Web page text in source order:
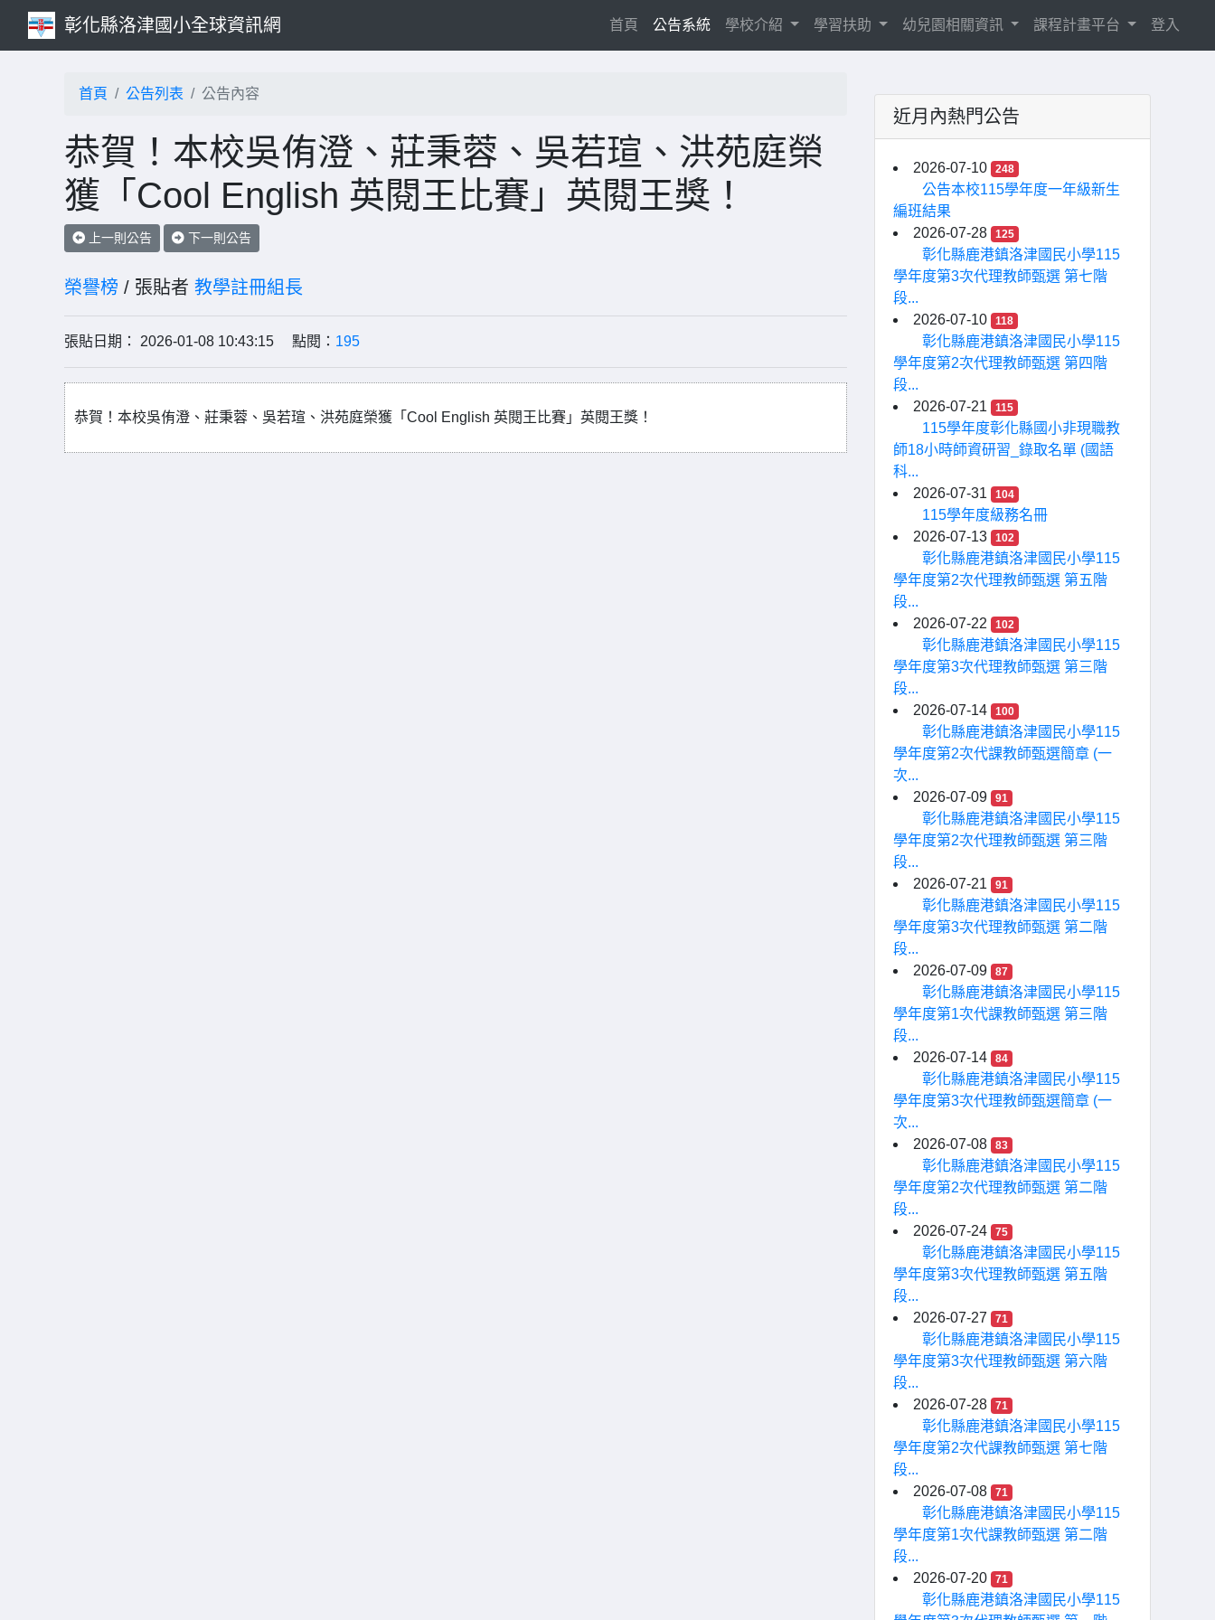
彰化縣洛津國小全球資訊網 首頁 (current)
公告系統 學校介紹 學習扶助 幼兒園相關資訊 課程計畫平台 登入
首頁 公告列表 公告內容
恭賀！本校吳侑澄、莊秉蓉、吳若瑄、洪苑庭榮
獲「Cool English 英閱王比賽」英閱王獎！
上一則公告 下一則公告
榮譽榜 / 張貼者 教學註冊組長
張貼日期： 2026-01-08 10:43:15 點閱： 195
恭賀！本校吳侑澄、莊秉蓉、吳若瑄、洪苑庭榮獲「Cool English 英閱王比賽」英閱王獎！
近月內熱門公告
2026-07-10 248
公告本校115學年度一年級新生
編班結果
2026-07-28
125
彰化縣鹿港鎮洛津國民小學115
學年度第3次代理教師甄選 第七階
段...
2026-07-10
118
彰化縣鹿港鎮洛津國民小學115
學年度第2次代理教師甄選 第四階
段...
2026-07-21
115
115學年度彰化縣國小非現職教
師18小時師資研習_錄取名單 (國語
科...
2026-07-31
104
115學年度級務名冊
2026-07-13
102
彰化縣鹿港鎮洛津國民小學115
學年度第2次代理教師甄選 第五階
段...
2026-07-22
102
彰化縣鹿港鎮洛津國民小學115
學年度第3次代理教師甄選 第三階
段...
2026-07-14
100
彰化縣鹿港鎮洛津國民小學115
學年度第2次代課教師甄選簡章 (一
次...
2026-07-09
91
彰化縣鹿港鎮洛津國民小學115
學年度第2次代理教師甄選 第三階
段...
2026-07-21
91
彰化縣鹿港鎮洛津國民小學115
學年度第3次代理教師甄選 第二階
段...
2026-07-09
87
彰化縣鹿港鎮洛津國民小學115
學年度第1次代課教師甄選 第三階
段...
2026-07-14
84
彰化縣鹿港鎮洛津國民小學115
學年度第3次代理教師甄選簡章 (一
次...
2026-07-08
83
彰化縣鹿港鎮洛津國民小學115
學年度第2次代理教師甄選 第二階
段...
2026-07-24
75
彰化縣鹿港鎮洛津國民小學115
學年度第3次代理教師甄選 第五階
段...
2026-07-27
71
彰化縣鹿港鎮洛津國民小學115
學年度第3次代理教師甄選 第六階
段...
2026-07-28
71
彰化縣鹿港鎮洛津國民小學115
學年度第2次代課教師甄選 第七階
段...
2026-07-08
71
彰化縣鹿港鎮洛津國民小學115
學年度第1次代課教師甄選 第二階
段...
2026-07-20
71
彰化縣鹿港鎮洛津國民小學115